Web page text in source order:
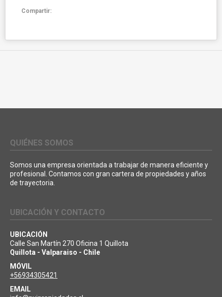
Compartir:
QUIÉNES SOMOS
Somos una empresa orientada a trabajar de manera eficiente y
profesional. Contamos con gran cartera de propiedades y años
de trayectoria.
UBICACIÓN Y CONTACTO
UBICACIÓN
Calle San Martín 270 Oficina 1 Quillota
Quillota - Valparaiso - Chile
MÓVIL
+56934305421
EMAIL